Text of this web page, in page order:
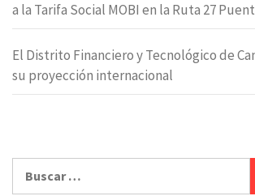
a la Tarifa Social MOBI en la Ruta 27
El Distrito Financiero y Tecnológico de
su proyección internacional